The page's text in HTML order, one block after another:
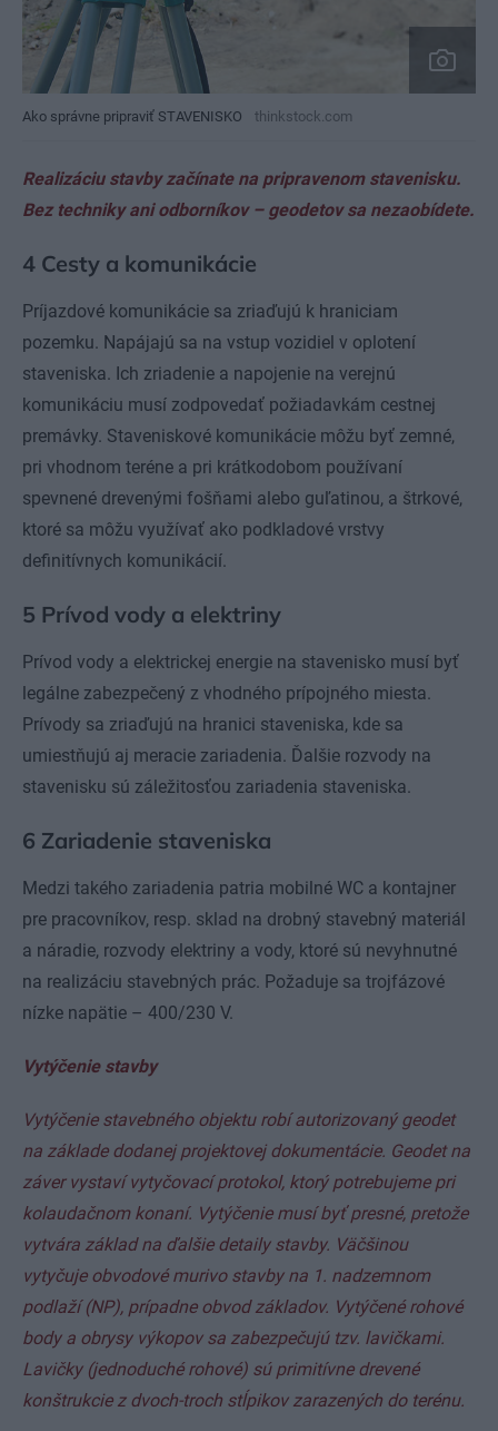
Ako správne pripraviť STAVENISKO thinkstock.com
Realizáciu stavby začínate na pripravenom stavenisku.
Bez techniky ani odborníkov – geodetov sa nezaobídete.
4 Cesty a komunikácie
Príjazdové komunikácie sa zriaďujú k hraniciam
pozemku. Napájajú sa na vstup vozidiel v oplotení
staveniska. Ich zriadenie a napojenie na verejnú
komunikáciu musí zodpovedať požiadavkám cestnej
premávky. Staveniskové komunikácie môžu byť zemné,
pri vhodnom teréne a pri krátkodobom používaní
spevnené drevenými fošňami alebo guľatinou, a štrkové,
ktoré sa môžu využívať ako podkladové vrstvy
definitívnych komunikácií.
5 Prívod vody a elektriny
Prívod vody a elektrickej energie na stavenisko musí byť
legálne zabezpečený z vhodného prípojného miesta.
Prívody sa zriaďujú na hranici staveniska, kde sa
umiestňujú aj meracie zariadenia. Ďalšie rozvody na
stavenisku sú záležitosťou zariadenia staveniska.
6 Zariadenie staveniska
Medzi takého zariadenia patria mobilné WC a kontajner
pre pracovníkov, resp. sklad na drobný stavebný materiál
a náradie, rozvody elektriny a vody, ktoré sú nevyhnutné
na realizáciu stavebných prác. Požaduje sa trojfázové
nízke napätie – 400/230 V.
Vytýčenie stavby
Vytýčenie stavebného objektu robí autorizovaný geodet
na základe dodanej projektovej dokumentácie. Geodet na
záver vystaví vytyčovací protokol, ktorý potrebujeme pri
kolaudačnom konaní. Vytýčenie musí byť presné, pretože
vytvára základ na ďalšie detaily stavby. Väčšinou
vytyčuje obvodové murivo stavby na 1. nadzemnom
podlaží (NP), prípadne obvod základov. Vytýčené rohové
body a obrysy výkopov sa zabezpečujú tzv. lavičkami.
Lavičky (jednoduché rohové) sú primitívne drevené
konštrukcie z dvoch-troch stĺpikov zarazených do terénu.